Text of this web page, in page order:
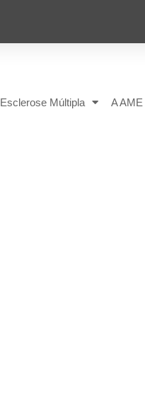
Esclerose Múltipla A AME